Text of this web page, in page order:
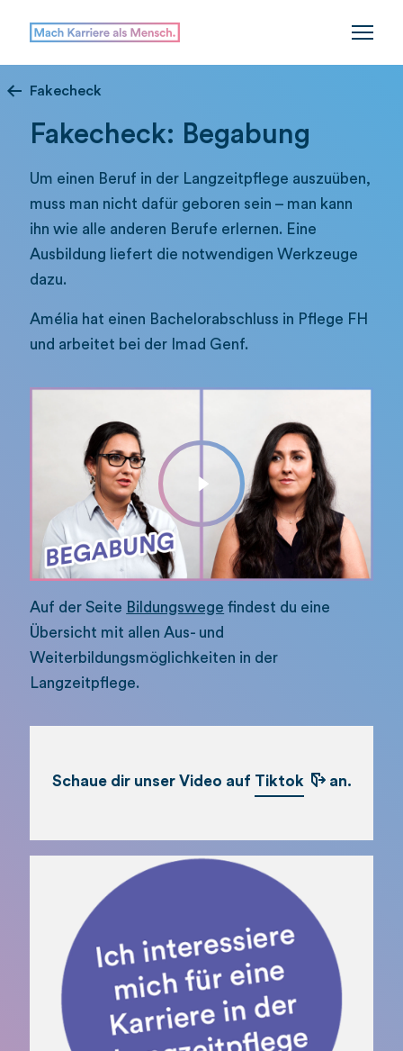
Fakecheck
Fakecheck: Begabung
Um einen Beruf in der Langzeitpflege auszuüben,
muss man nicht dafür geboren sein – man kann
ihn wie alle anderen Berufe erlernen. Eine
Ausbildung liefert die notwendigen Werkzeuge
dazu.
Amélia hat einen Bachelorabschluss in Pflege FH
und arbeitet bei der Imad Genf.
Auf der Seite Bildungswege findest du eine
Übersicht mit allen Aus- und
Weiterbildungsmöglichkeiten in der
Langzeitpflege.
Schaue dir unser Video auf Tiktok an.